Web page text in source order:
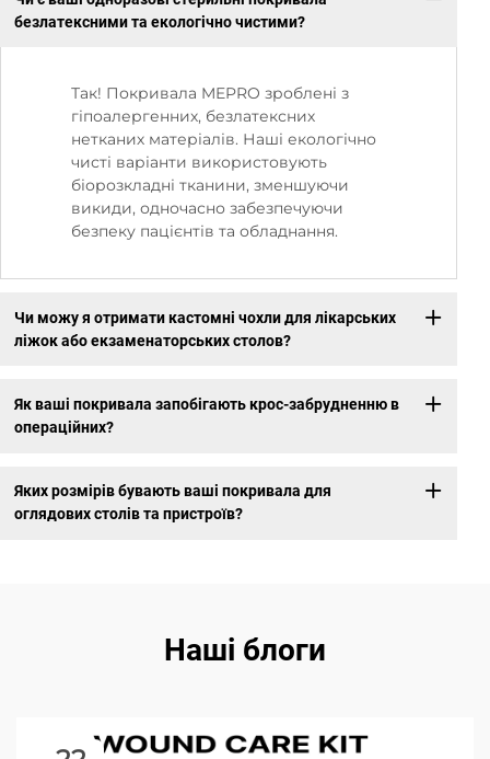
безлатексними та екологічно чистими?
Так! Покривала MEPRO зроблені з
гіпоалергенних, безлатексних
нетканих матеріалів. Наші екологічно
чисті варіанти використовують
біорозкладні тканини, зменшуючи
викиди, одночасно забезпечуючи
безпеку пацієнтів та обладнання.
Чи можу я отримати кастомні чохли для лікарських
ліжок або екзаменаторських столов?
Як ваші покривала запобігають крос-забрудненню в
операційних?
Яких розмірів бувають ваші покривала для
оглядових столів та пристроїв?
Наші блоги